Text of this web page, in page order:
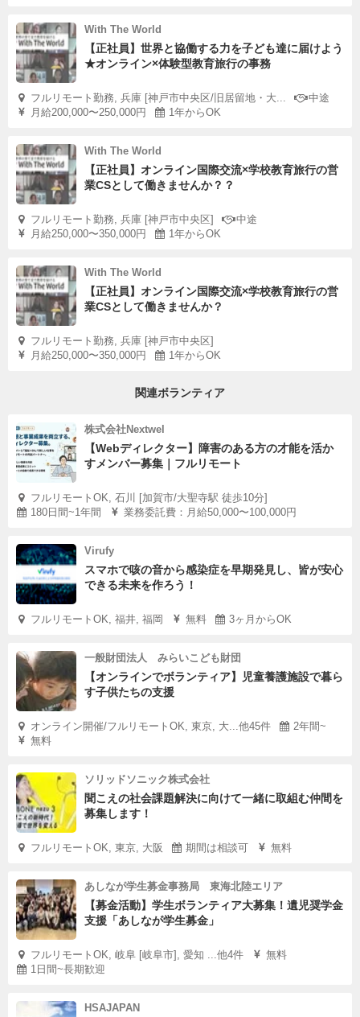
With The World
【正社員】世界と協働する力を子ども達に届けよう
★オンライン×体験型教育旅行の事務
フルリモート勤務, 兵庫 [神戸市中央区/旧居留地・大...
中途
月給200,000〜250,000円
1年からOK
With The World
【正社員】オンライン国際交流×学校教育旅行の営
業CSとして働きませんか？？
フルリモート勤務, 兵庫 [神戸市中央区]
中途
月給250,000〜350,000円
1年からOK
With The World
【正社員】オンライン国際交流×学校教育旅行の営
業CSとして働きませんか？
フルリモート勤務, 兵庫 [神戸市中央区]
月給250,000〜350,000円
1年からOK
関連ボランティア
株式会社Nextwel
【Webディレクター】障害のある方の才能を活か
すメンバー募集｜フルリモート
フルリモートOK, 石川 [加賀市/大聖寺駅 徒歩10分]
180日間~1年間
業務委託費：月給50,000〜100,000円
Virufy
スマホで咳の音から感染症を早期発見し、皆が安心
できる未来を作ろう！
フルリモートOK, 福井, 福岡 無料 3ヶ月からOK
一般財団法人 みらいこども財団
【オンラインでボランティア】児童養護施設で暮ら
す子供たちの支援
オンライン開催/フルリモートOK, 東京, 大...他45件
2年間~
無料
ソリッドソニック株式会社
聞こえの社会課題解決に向けて一緒に取組む仲間を
募集します！
フルリモートOK, 東京, 大阪 期間は相談可 無料
あしなが学生募金事務局 東海北陸エリア
【募金活動】学生ボランティア大募集！遺児奨学金
支援「あしなが学生募金」
フルリモートOK, 岐阜 [岐阜市], 愛知 ...他4件
無料
1日間~長期歓迎
HSAJAPAN